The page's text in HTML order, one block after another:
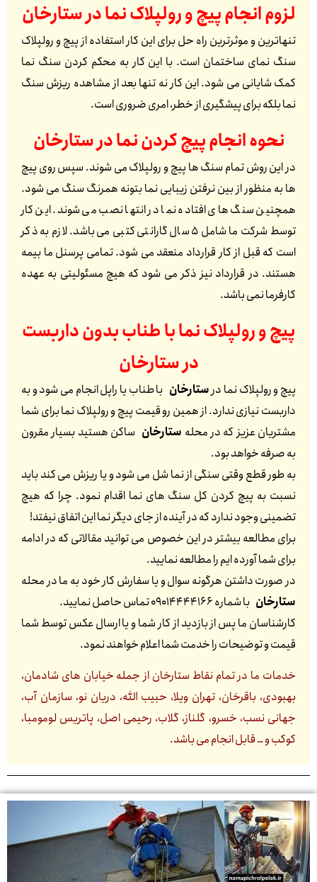
لزوم انجام پیچ و رولپلاک نما درستارخان
تنهاترین و موثرترین راه حل برای این کار استفاده از پیچ و رولپلاک
سنگ نمای ساختمان است. با این کار به محکم کردن سنگ نما
کمک شایانی می شود. این کار نه تنها بعد از مشاهده ریزش سنگ
نما بلکه برای پیشگیری از خطر، امری ضروری است.
نحوه انجام پیچ کردن نما درستارخان
در این روش تمام سنگ ها پیچ و رولپلاک می شوند. سپس روی پیچ
ها به منظور از بین نرفتن زیبایی نما بتونه همرنگ سنگ می شود.
همچنین سنگ های افتاده نما در انتها نصب می شوند. این کار
توسط شرکت ما شامل 5 سال گارانتی کتبی می باشد. لازم به ذکر
است که قبل از کار قرارداد منعقد می شود. تمامی پرسنل ما بیمه
هستند. در قرارداد نیز ذکر می شود که هیچ مسئولیتی به عهده
کارفرما نمی باشد.
پیچ و رولپلاک نما با طناب بدون داربست
درستارخان
پیچ و رولپلاک نما درستارخان با طناب یا راپل انجام می شود و به
داربست نیازی ندارد. از همین رو قیمت پیچ و رولپلاک نما برای شما
مشتریان عزیز که در محله ستارخان ساکن هستید بسیار مقرون
به صرفه خواهد بود.
به طور قطع وقتی سنگی از نما شل می شود و یا ریزش می کند باید
نسبت به پیچ کردن کل سنگ های نما اقدام نمود. چرا که هیچ
تضمینی وجود ندارد که در آینده از جای دیگر نما این اتفاق نیفتد!
برای مطالعه بیشتر در این خصوص می توانید مقالاتی که در ادامه
برای شما آورده ایم را مطالعه نمایید.
در صورت داشتن هرگونه سوال و یا سفارش کار خود به ما در محله
ستارخان با شماره 09014444166 تماس حاصل نمایید.
کارشناسان ما پس از بازدید از کار شما و یا ارسال عکس توسط شما
قیمت و توضیحات را خدمت شما اعلام خواهند نمود.
خدمات ما در تمام نقاط ستارخان از جمله خیابان های شادمان،
بهبودی، باقرخان، تهران ویلا، حبیب الله، دریان نو، سازمان آب،
جهانی نسب، خسرو، گلناز، گلاب، رحیمی اصل، پاتریس لومومبا،
کوکب و … قابل انجام می باشد.